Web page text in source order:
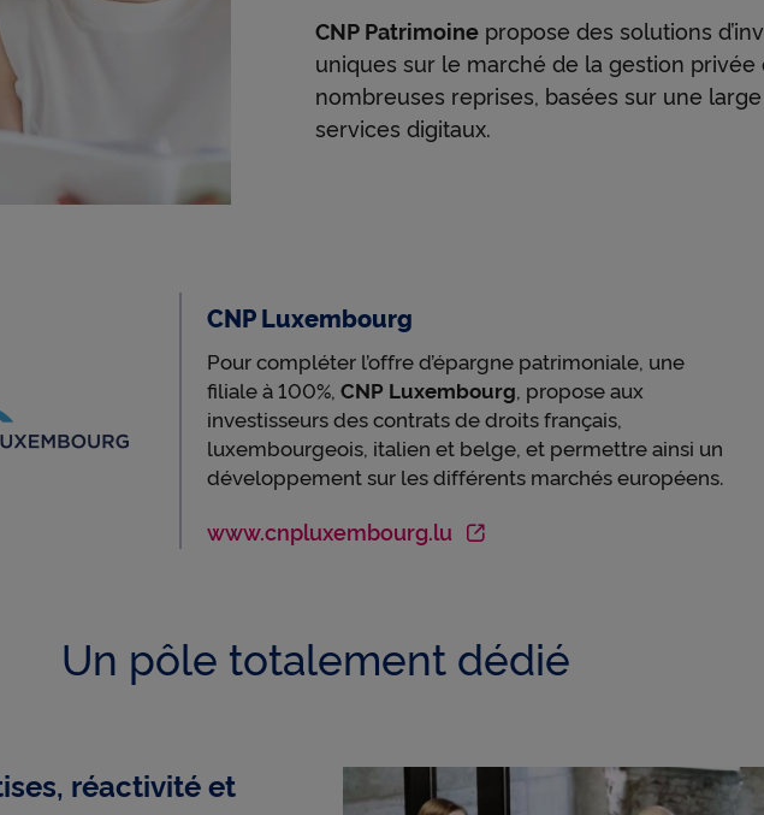
t
e
r
d
e
a
g
CNP Patrimoine propose des solutions
uniques sur le marché de la gestion
nombreuses reprises, basées sur une
services digitaux.
CNP Luxembourg
Pour compléter l’offre d’épargne patrimoniale, une
filiale à 100%, CNP Luxembourg, propose aux
investisseurs des contrats de droits français,
luxembourgeois, italien et belge, et permettre ainsi un
développement sur les différents marchés européens.
www.cnpluxembourg.lu
Un pôle totalement dédié
réactivité et